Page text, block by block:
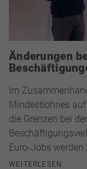
Änderungen
Im
Mindestlohnes
die Grenzen bei
Euro-Jobs werden
WEITERLESEN